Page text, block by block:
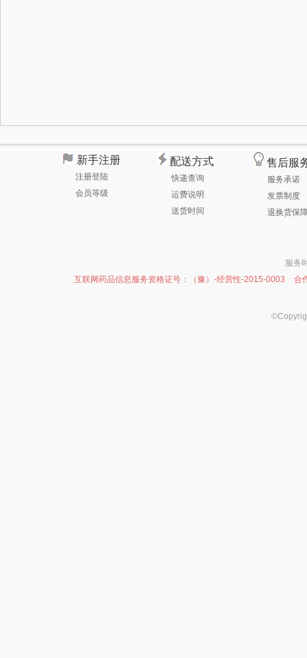
新手注册
注册登陆
会员等级
配送方式
快递查询
运费说明
送货时间
售后服
服务承诺
发票制度
退换货保
服务
互联网药品信息服务资格证号：（豫）-经营性-2015-0003
合